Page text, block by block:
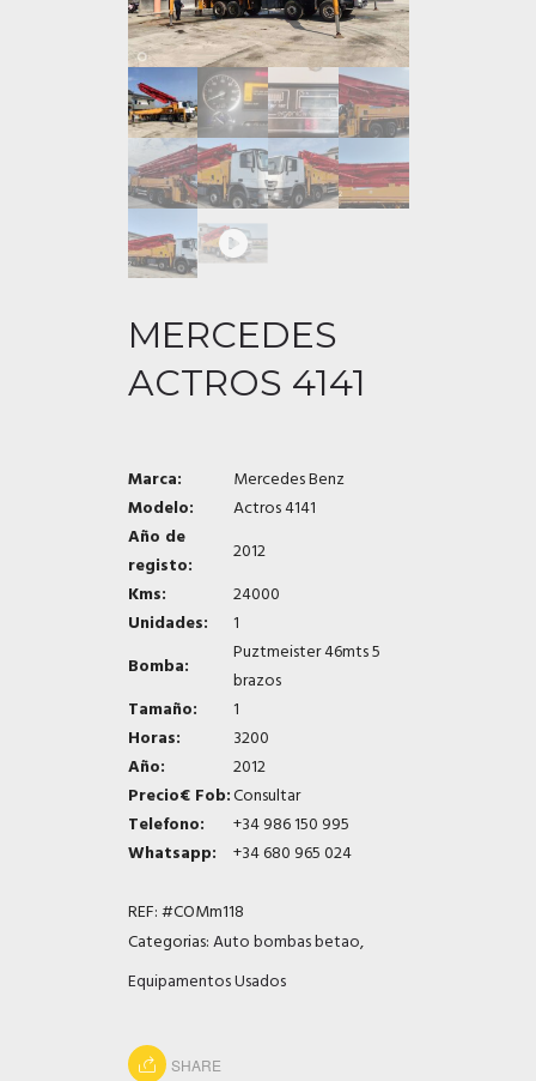
MERCEDES
ACTROS 4141
Marca:
Mercedes Benz
Modelo:
Actros 4141
Año de
registo:
2012
Kms:
24000
Unidades:
1
Bomba:
Puztmeister 46mts 5
brazos
Tamaño:
1
Horas:
3200
Año:
2012
Precio€ Fob:Consultar
Telefono:
+34 986 150 995
Whatsapp:
+34 680 965 024
REF:#COMm118
Categorias:Auto bombas betao,
Equipamentos Usados
SHARE